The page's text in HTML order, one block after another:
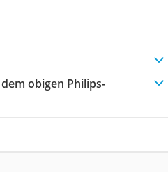
obigen Philips-